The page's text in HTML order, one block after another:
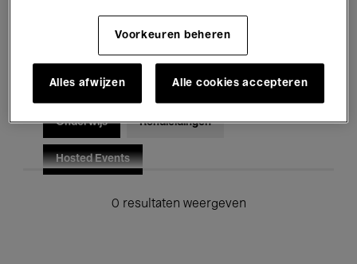
Voor iedereen Kids’ Palace
Onderwijs Rondleidingen
Hosted Events
0 resultaten weergeven
Voorkeuren beheren
Alles afwijzen Alle cookies accepteren